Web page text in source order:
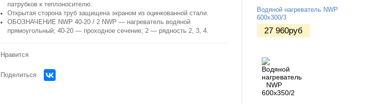
патрубков к теплоносителю.
Открытая сторона труб защищена экраном из оцинкованной стали.
ОБОЗНАЧЕНИЕ NWP 40-20 / 2 NWP — нагреватель водяной
прямоугольный; 40-20 — проходное сечение; 2 — рядность 2, 3, 4.
Нравится
Поделиться
Водяной нагреватель NWP
600х300/3
27 960руб